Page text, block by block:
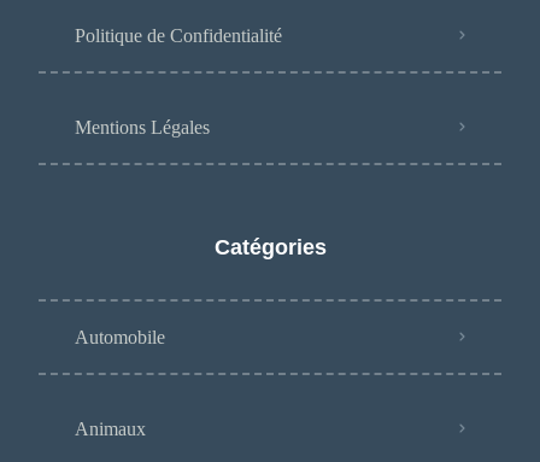
Politique de Confidentialité
Mentions Légales
Catégories
Automobile
Animaux